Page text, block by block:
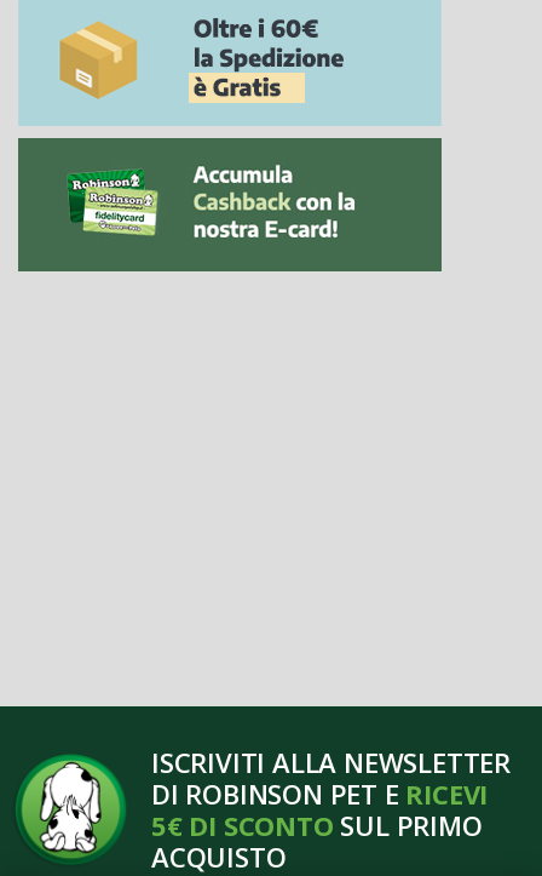
ISCRIVITI ALLA NEWSLETTER
DI ROBINSON PET E RICEVI
5€ DI SCONTO SUL PRIMO
ACQUISTO